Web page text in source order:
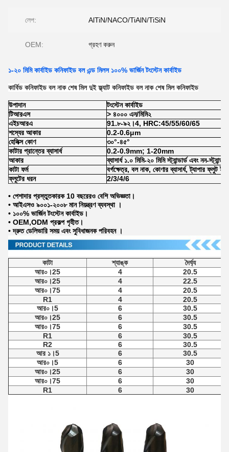
লেপ: AlTiN/NACO/TiAlN/TiSiN
OEM: গ্রহণ করুন
১-২০ মিমি কার্বাইড কনিফাইড বল এন্ড মিলস ১০০% ভার্জিন টংস্টেন কার্বাইড
কার্বিড কনিফাইড বল নাক শেষ মিল দুই ফ্ল্যাট কনিফাইড বল নাক শেষ মিল কনিফাইড
উপাদান
টংস্টেন কার্বাইড
টিআরএস
> ৪০০০ এন/মিমি২
এইচআরএ
91.৮-৯২।4, HRC:45/55/60/65
শস্যের আকার
0.2-0.6μm
হেলিক্স কোণ
৩০°-৪৫°
কাটার প্রান্তের ব্যাসার্ধ
0.2-0.9mm; 1-20mm
আকার
ব্যাসার্ধ ১.০ মিমি-২০ মিমি স্ট্যান্ডার্ড এবং নন-
কাটা ফর্ম
বর্গক্ষেত্র, বল নাক, কোণার ব্যাসার্ধ, ট্যাপার ফ্লুট
ফ্লুটের ধরন
2/3/4/6
• পেশাদার প্রস্তুতকারক 10 বছরেরও বেশি অভিজ্ঞতা।
• আইএসও ৯০০১-২০০৮ মান নিয়ন্ত্রণ ব্যবস্থা ।
• ১০০% ভার্জিন টংস্টেন কার্বাইড।
• OEM,ODM প্রকল্প গৃহীত।
• দ্রুত ডেলিভারি সময় এবং সুবিধাজনক পরিবহন ।
কাটা শ্যাঙ্ক
দৈর্ঘ্য
আর০।25
4
20.5
আর০।25
4
22.5
আর০।75
4
20.5
R1
4
20.5
আর০।5
6
30.5
আর০।25
6
30.5
আর০।75
6
30.5
R1
6
30.5
R2
6
30.5
আর ১।5
6
30.5
আর০।5
6
30
আর০।25
6
30
আর০।75
6
30
R1
6 30